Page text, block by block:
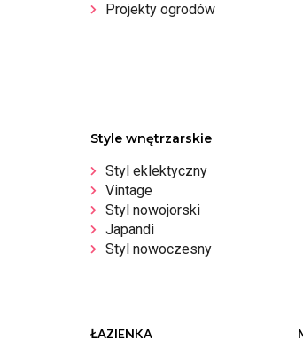
Projekty ogrodów
Style wnętrzarskie
Styl eklektyczny
Vintage
Styl nowojorski
Japandi
Styl nowoczesny
ŁAZIENKA